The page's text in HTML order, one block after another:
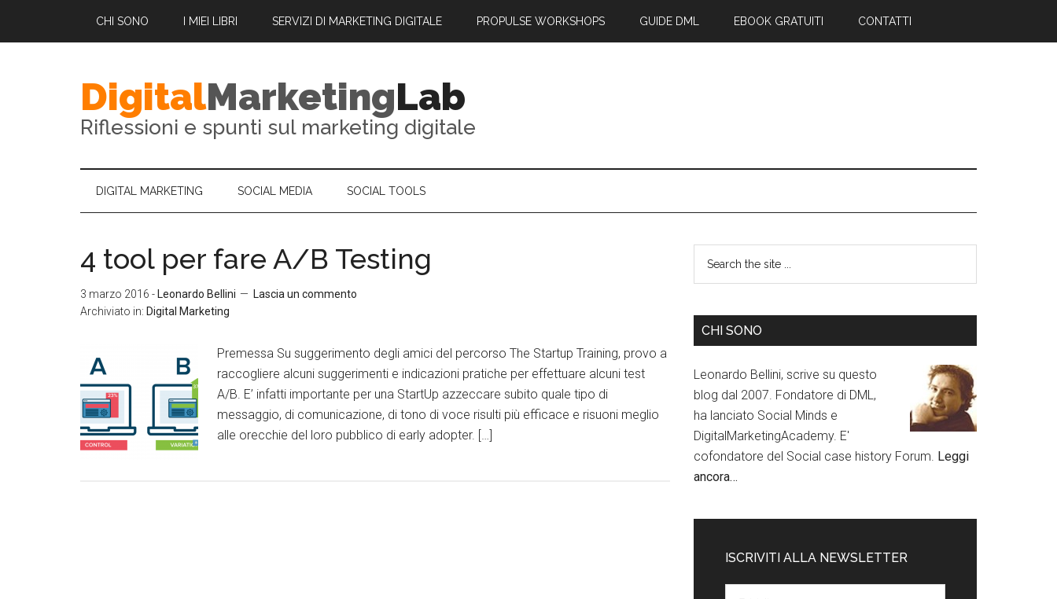
CHI SONO I MIEI LIBRI SERVIZI DI MARKETING DIGITALE PROPULSE WORKSHOPS GUIDE DML EBOOK GRATUITI CONTATTI
DigitalMarketingLab
Riflessioni e spunti sul marketing digitale
DIGITAL MARKETING SOCIAL MEDIA SOCIAL TOOLS
4 tool per fare A/B Testing
3 marzo 2016 - Leonardo Bellini
Lascia un commento
Archiviato in: Digital Marketing
Premessa Su suggerimento degli amici del percorso The Startup Training, provo a
raccogliere alcuni suggerimenti e indicazioni pratiche per effettuare alcuni test
A/B. E’ infatti importante per una StartUp azzeccare subito quale tipo di
messaggio, di comunicazione, di tono di voce risulti più efficace e risuoni meglio
alle orecchie del loro pubblico di early adopter. […]
CHI SONO
Leonardo Bellini, scrive su questo
blog dal 2007. Fondatore di DML,
ha lanciato Social Minds e
DigitalMarketingAcademy. E'
cofondatore del Social case history Forum. Leggi
ancora…
ISCRIVITI ALLA NEWSLETTER